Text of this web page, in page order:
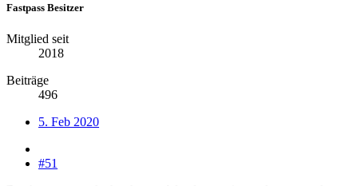
Fastpass Besitzer
Mitglied seit
2018
Beiträge
496
5. Feb 2020
#51